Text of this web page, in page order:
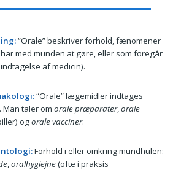
“Orale” beskriver forhold, fænomener
med munden at gøre, eller som foregår
af medicin).
“Orale” lægemidler indtages
Man taler om orale præparater,orale
ogorale vacciner.
Forhold i eller omkring mundhulen:
, oralhygiejne(ofte i praksis